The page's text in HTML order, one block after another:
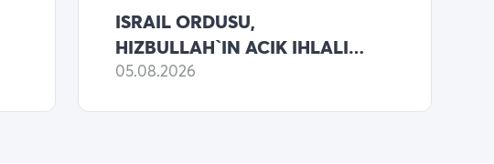
ISRAIL ORDUSU,
HIZBULLAH`IN ACIK IHLALI
GEREKCESIYLE GUNEY
05.08.2026